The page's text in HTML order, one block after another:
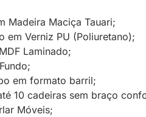
Madeira Maciça Tauari;
em Verniz PU (Poliuretano);
Laminado;
em formato barril;
10 cadeiras sem braço
Móveis;